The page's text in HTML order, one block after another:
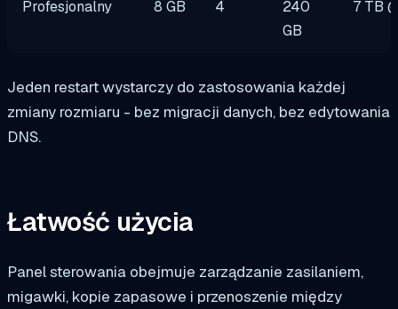
Profesjonalny 8 GB 4
240
GB
7 TB
Jeden restart wystarczy do zastosowania każdej
zmiany rozmiaru - bez migracji danych, bez edytowania
DNS.
Łatwość użycia
Panel sterowania obejmuje zarządzanie zasilaniem,
migawki, kopie zapasowe i przenoszenie między